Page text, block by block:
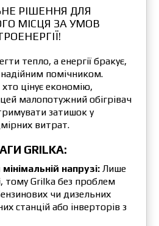
РІШЕННЯ ДЛЯ
МІСЦЯ ЗА УМОВ
тепло, а енергії бракує,
помічником.
цінує економію,
малопотужний обігрівач
затишок у
витрат.
GRILKA:
напрузі: Лише
тому Grilka без проблем
чи дизельних
станцій або інверторів з